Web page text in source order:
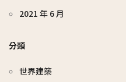
2021 年 6 月
分類
世界建築